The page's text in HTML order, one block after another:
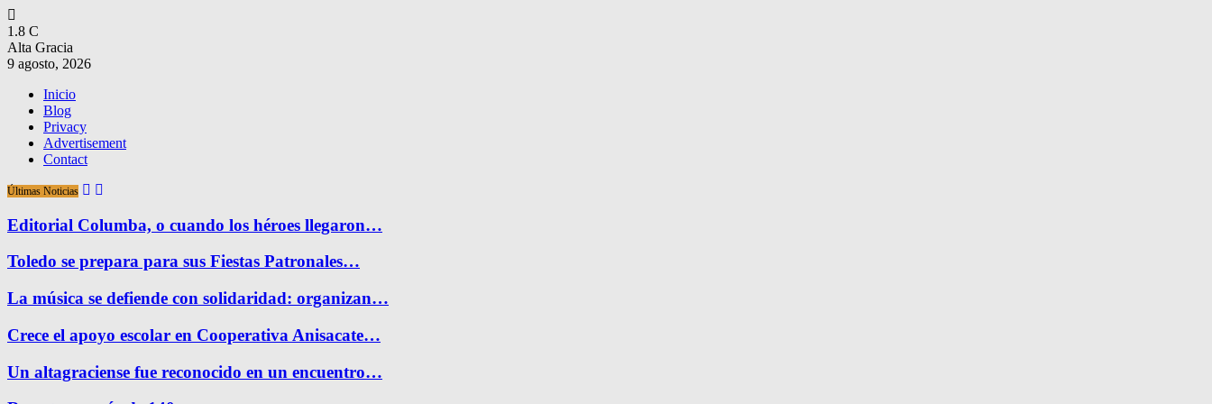
1.8 C
Alta Gracia
9 agosto, 2026
Inicio
Blog
Privacy
Advertisement
Contact
Últimas Noticias
Editorial Columba, o cuando los héroes llegaron…
Toledo se prepara para sus Fiestas Patronales…
La música se defiende con solidaridad: organizan…
Crece el apoyo escolar en Cooperativa Anisacate…
Un altagraciense fue reconocido en un encuentro…